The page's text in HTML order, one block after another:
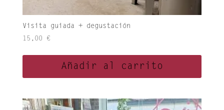
Visita guiada + degustación
15,00 €
Añadir al carrito